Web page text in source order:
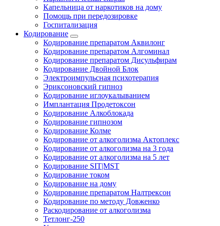
Капельница от наркотиков на дому
Помощь при передозировке
Госпитализация
Кодирование
Кодирование препаратом Аквилонг
Кодирование препаратом Алгоминал
Кодирование препаратом Дисульфирам
Кодирование Двойной Блок
Электроимпульсная психотерапия
Эриксоновский гипноз
Кодирование иглоукалыванием
Имплантация Продетоксон
Кодирование Алкоблокада
Кодирование гипнозом
Кодирование Колме
Кодирование от алкоголизма Актоплекс
Кодирование от алкоголизма на 3 года
Кодирование от алкоголизма на 5 лет
Кодирование SIT|MST
Кодирование током
Кодирование на дому
Кодирование препаратом Налтрексон
Кодирование по методу Довженко
Раскодирование от алкоголизма
Тетлонг-250